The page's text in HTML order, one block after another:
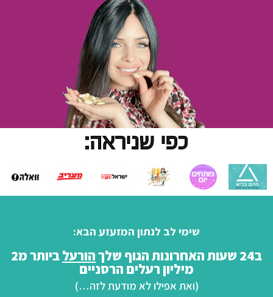
כפי שניראה:
שימי לב לנתון המזעזע הבא:
ב24 שעות האחרונות הגוף שלך הורעל ביותר מ2
מיליון רעלים הרסניים
(ואת אפילו לא מודעת לזה…)​